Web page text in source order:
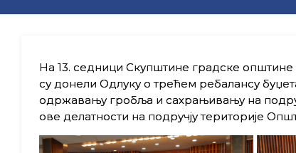
На 13. седници Скупштине градске
су донели Одлуку о трећем ребалансу
одржавању гробља и сахрањивању на
ове делатности на подручју територије